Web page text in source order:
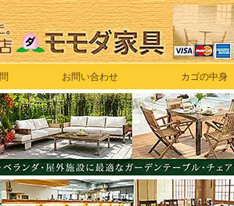
お問い合わせ カゴの中身